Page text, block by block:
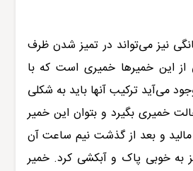
نیز می‌تواند در تمیز شدن ظرف
این خمیرها خمیری است که با
می‌آید ترکیب آنها باید به شکلی
خمیری بگیرد و بتوان این خمیر
و بعد از گذشت نیم ساعت آن
به خوبی پاک و آبکشی کرد. خمیر